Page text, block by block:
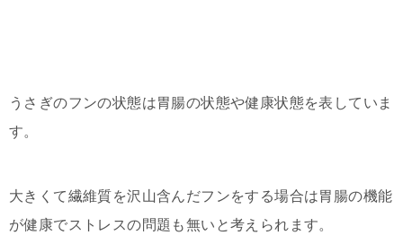
うさぎのフンの状態は胃腸の状態や健康状態を表していま
す。
大きくて繊維質を沢山含んだフンをする場合は胃腸の機能
が健康でストレスの問題も無いと考えられます。